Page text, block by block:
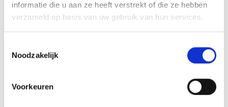
informatie die u aan ze heeft verstrekt of die ze hebben
verzameld op basis van uw gebruik van hun services.
Noodzakelijk
Voorkeuren
Ben Evers Penaltybokaal
Voorlopige teamindelingen Jeugd Blauw Geel seizoen 2023 /